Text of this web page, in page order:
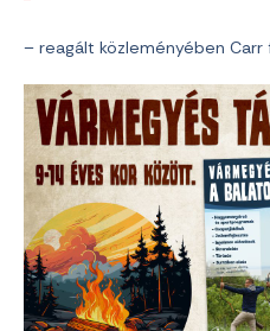
– reagált közleményében Carr